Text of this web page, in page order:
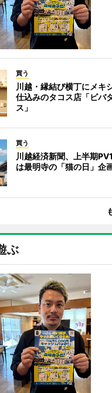
買う
川越・縁結び横丁にメキ
仕込みのタコス店「ビバ
ス」
買う
川越経済新聞、上半期
は最明寺の「猫の日」企
ぶ